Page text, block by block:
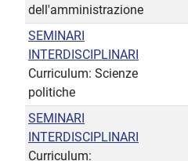
dell'amministrazione
SEMINARI
INTERDISCIPLINARI
Curriculum: Scienze
politiche
SEMINARI
INTERDISCIPLINARI
Curriculum: